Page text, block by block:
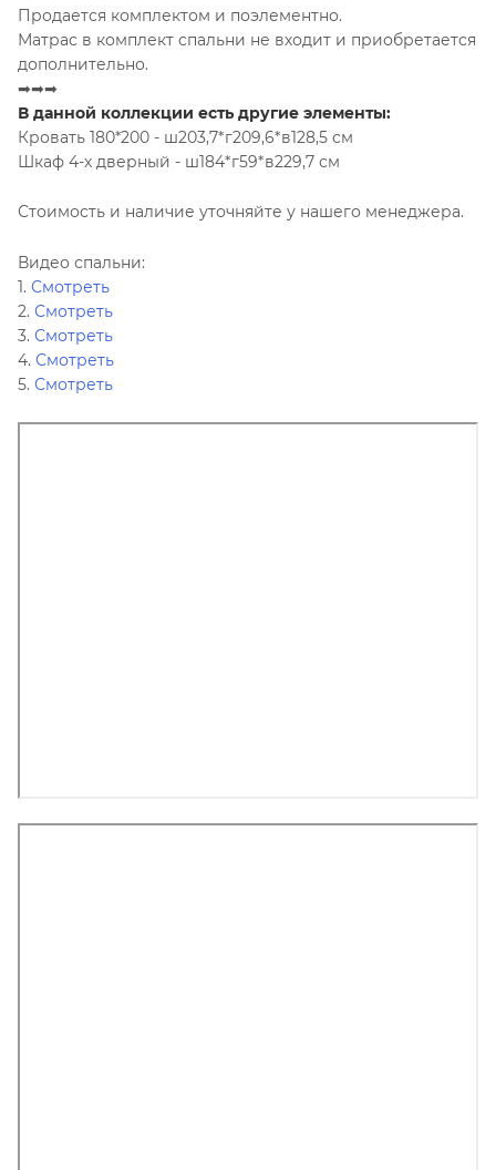
Продается комплектом и поэлементно.
Матрас в комплект спальни не входит и приобретается
дополнительно.
➡➡➡
В данной коллекции есть другие элементы:
Кровать 180*200 - ш203,7*г209,6*в128,5 см
Шкаф 4-х дверный - ш184*г59*в229,7 см
Стоимость и наличие уточняйте у нашего менеджера.
Видео спальни:
1. Смотреть
2. Смотреть
3. Смотреть
4. Смотреть
5. Смотреть